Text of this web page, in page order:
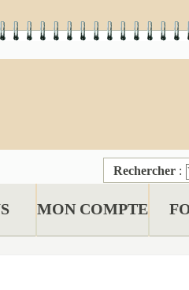
Rechercher :
MON COMPTE